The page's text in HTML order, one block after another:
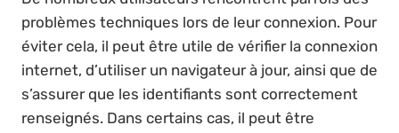
problèmes techniques lors de leur connexion. Pour
éviter cela, il peut être utile de vérifier la connexion
internet, d’utiliser un navigateur à jour, ainsi que de
s’assurer que les identifiants sont correctement
renseignés. Dans certains cas, il peut être